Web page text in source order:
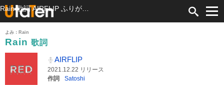
よみ：Rain
Rain 歌詞
AIRFLIP
2021.12.22 リリース
作詞
Satoshi